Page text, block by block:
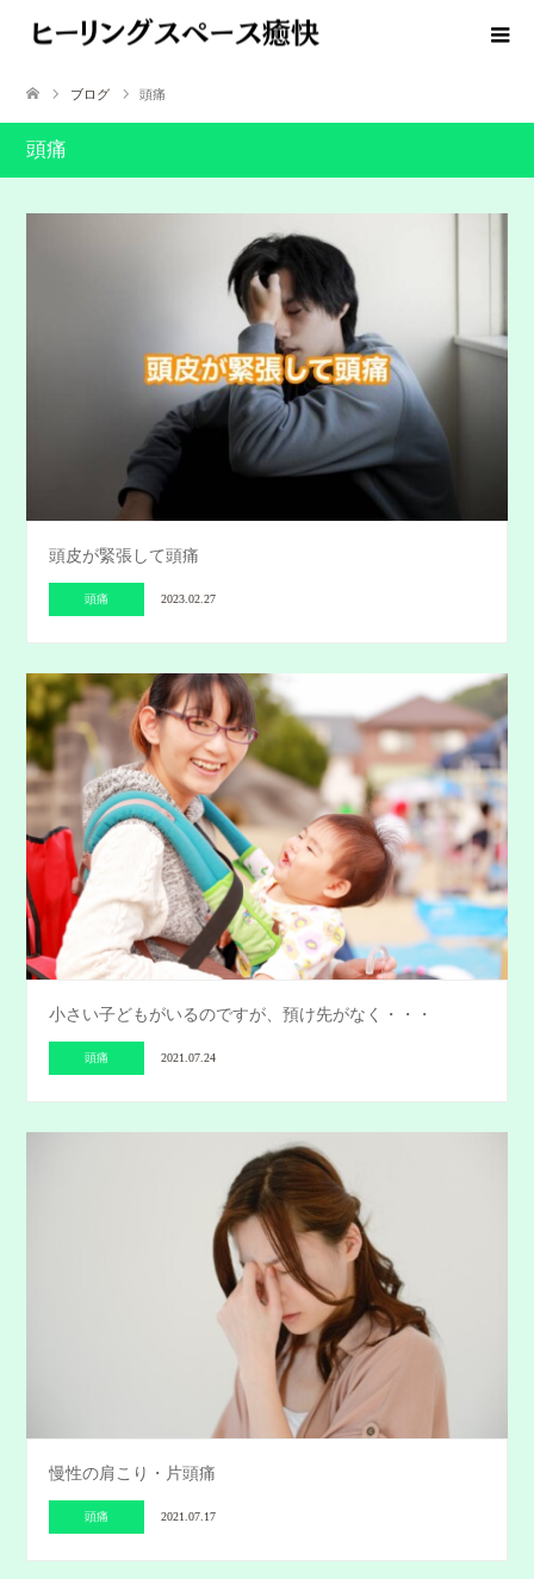
ブログ 頭痛
頭痛
頭皮が緊張して頭痛
頭痛 2023.02.27
小さい子どもがいるのですが、預け先がなく・・・
頭痛 2021.07.24
慢性の肩こり・片頭痛
頭痛 2021.07.17